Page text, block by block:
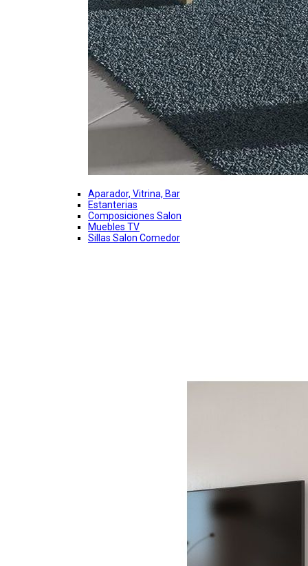
Aparador, Vitrina, Bar
Estanterias
Composiciones Salon
Muebles TV
Sillas Salon Comedor